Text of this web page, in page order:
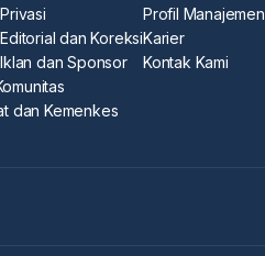
dan Koreksi
dan Sponsor
dan Kemenkes
Profil Manajemen
Karier
Kontak Kami